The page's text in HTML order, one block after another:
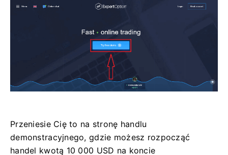
Przeniesie Cię to na stronę handlu
demonstracyjnego, gdzie możesz rozpocząć
handel kwotą 10 000 USD na koncie